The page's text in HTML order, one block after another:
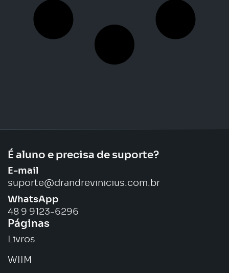
É aluno e precisa de suporte?
E-mail
suporte@drandrevinicius.com.br
WhatsApp
48 9 9123-6296
Páginas
Livros
WIIM